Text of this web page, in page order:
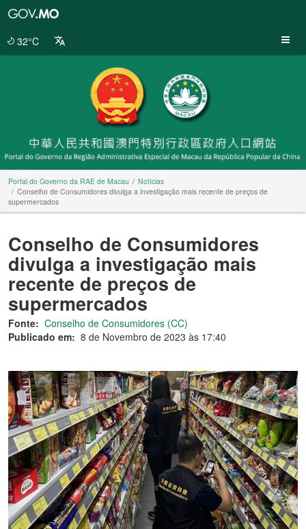
32°C
Portal do Governo da RAE de Macau
Notícias
Conselho de Consumidores divulga a investigação mais recente de preços de
supermercados
Conselho de Consumidores
divulga a investigação mais
recente de preços de
supermercados
Fonte: Conselho de Consumidores (CC)
Publicado em: 8 de Novembro de 2023 às 17:40